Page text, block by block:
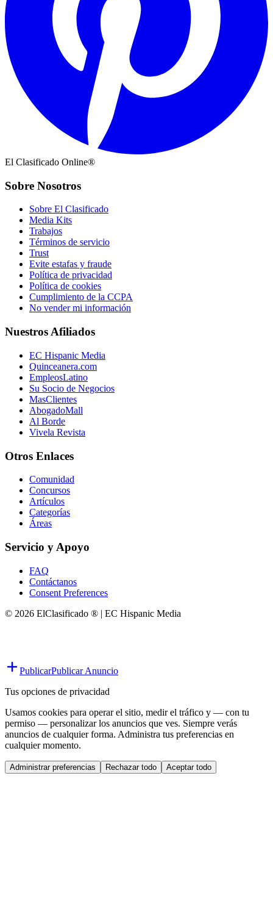
El Clasificado Online®
Sobre Nosotros
Sobre El Clasificado
Media Kits
Trabajos
Términos de servicio
Trust
Evite estafas y fraude
Política de privacidad
Política de cookies
Cumplimiento de la CCPA
No vender mi información
Nuestros Afiliados
EC Hispanic Media
Quinceanera.com
EmpleosLatino
Su Socio de Negocios
MasClientes
AbogadoMall
Al Borde
Vivela Revista
Otros Enlaces
Comunidad
Concursos
Artículos
Categorías
Áreas
Servicio y Apoyo
FAQ
Contáctanos
Consent Preferences
© 2026 ElClasificado ® | EC Hispanic Media
PublicarPublicar Anuncio
Tus opciones de privacidad
Usamos cookies para operar el sitio, medir el tráfico y — con tu
permiso — personalizar los anuncios que ves. Siempre verás
anuncios de cualquier forma. Administra tus preferencias en
cualquier momento.
Administrar preferencias Rechazar todo Aceptar todo